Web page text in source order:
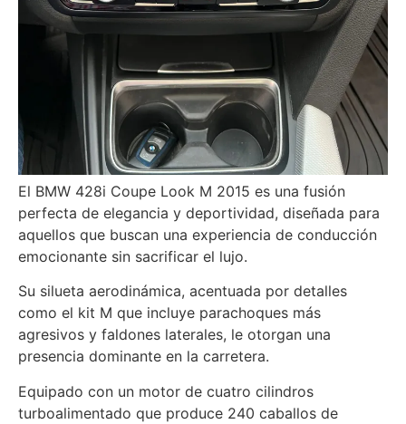
El BMW 428i Coupe Look M 2015 es una fusión
perfecta de elegancia y deportividad, diseñada para
aquellos que buscan una experiencia de conducción
emocionante sin sacrificar el lujo.
Su silueta aerodinámica, acentuada por detalles
como el kit M que incluye parachoques más
agresivos y faldones laterales, le otorgan una
presencia dominante en la carretera.
Equipado con un motor de cuatro cilindros
turboalimentado que produce 240 caballos de